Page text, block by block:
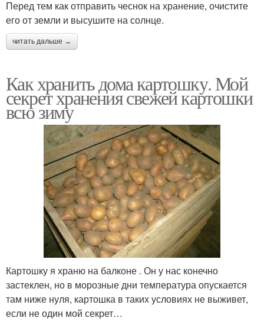
Перед тем как отправить чеснок на хранение, очистите
его от земли и высушите на солнце.
читать дальше →
Как хранить дома картошку. Мой
секрет хранения свежей картошки
всю зиму
Картошку я храню на балконе . Он у нас конечно
застеклен, но в морозные дни температура опускается
там ниже нуля, картошка в таких условиях не выживет,
если не один мой секрет…